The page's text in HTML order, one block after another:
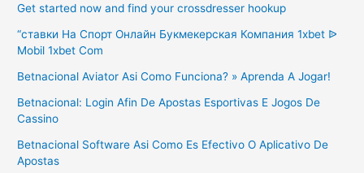
Get started now and find your crossdresser hookup
“ставки На Спорт Онлайн Букмекерская Компания 1xbet ᐉ
Mobil 1xbet Com
Betnacional Aviator Asi Como Funciona? » Aprenda A Jogar!
Betnacional: Login Afin De Apostas Esportivas E Jogos De
Cassino
Betnacional Software Asi Como Es Efectivo O Aplicativo De
Apostas